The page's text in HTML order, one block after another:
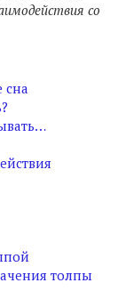
со
сна
толпы